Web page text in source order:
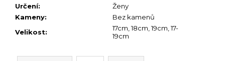
Určení:
Ženy
Kameny:
Bez kamenů
Velikost: 17cm,18cm,19cm,17-
19cm